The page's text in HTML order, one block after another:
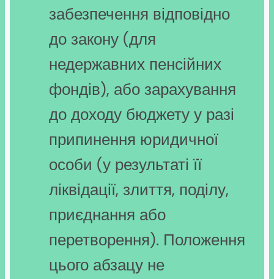
забезпечення відповідно
до закону (для
недержавних пенсійних
фондів), або зарахування
до доходу бюджету у разі
припинення юридичної
особи (у результаті її
ліквідації, злиття, поділу,
приєднання або
перетворення). Положення
цього абзацу не